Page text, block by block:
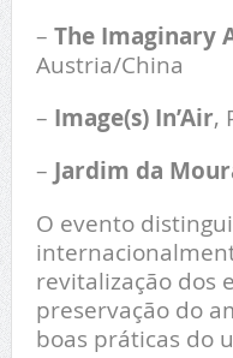
– The Imaginary
Austria/China
– Image(s) In’Air,
– Jardim da
O evento
revitalização dos
preservação do
boas práticas do